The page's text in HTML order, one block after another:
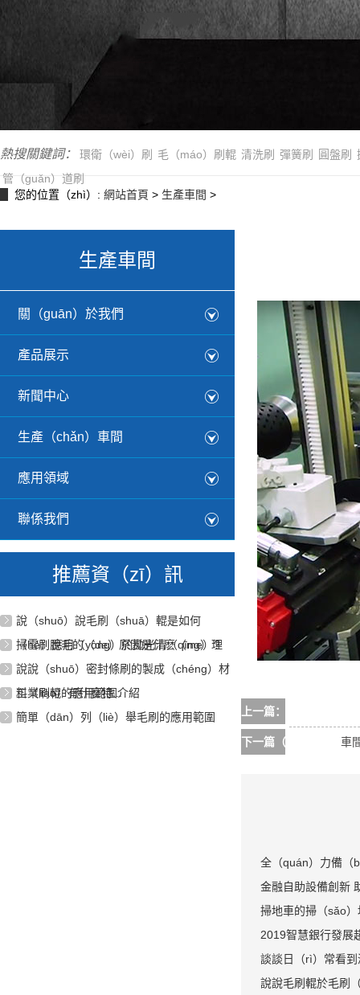
熱搜關鍵詞： 環衛（wèi）刷 毛（máo）刷輥 清洗刷 彈簧刷 圓盤刷
管（guǎn）道刷
您的位置（zhì）: 網站首頁 > 生產車間 >
生產車間
關（guān）於我們
產品展示
新聞中心
生產（chǎn）車間
應用領域
聯係我們
推薦資（zī）訊
說（shuō）說毛刷（shuā）輥是如何
（hé）應用（yòng）於拋光清（qīng）理
掃雪刷脫毛的（de）原因是什麽（me）?
說說（shuō）密封條刷的製成（chéng）材
料（liào）有什麽特...
工業刷輥的應用範圍介紹
簡單（dān）列（liè）舉毛刷的應用範圍
上一篇：
下一篇（piān）： 車
全（quán）力備（
宇通環衛新（xīn）能
金融自助設備創新
掃地車的掃（sǎo
地刷？
2019智慧銀行發展
方案成轉型新（xīn）
談談日（rì）常看
說說毛刷輥於毛刷